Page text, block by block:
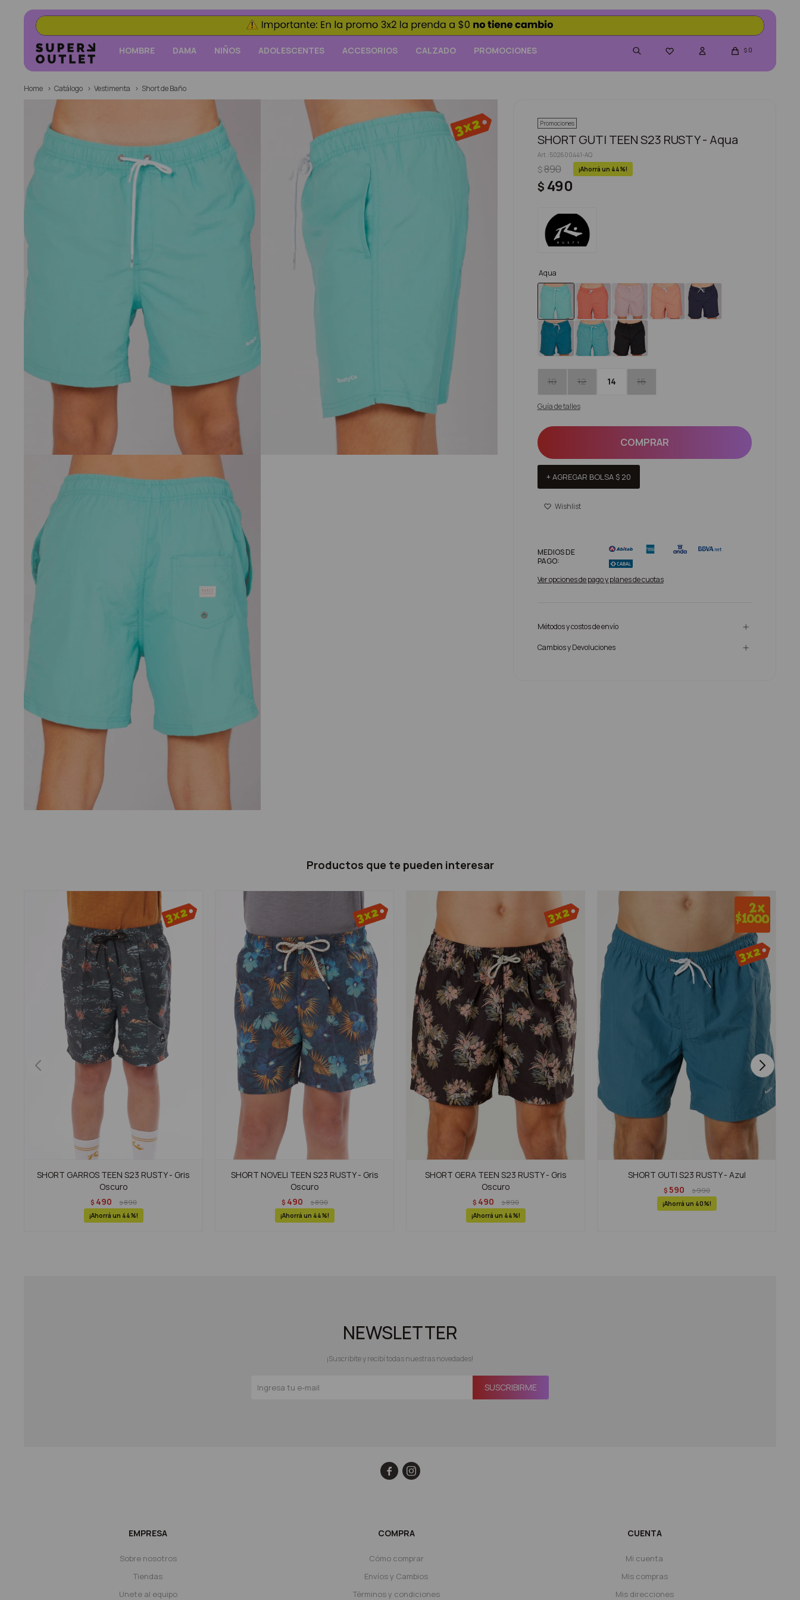
HOMBRE DAMA NIÑOS ADOLESCENTES ACCESORIOS CALZADO PROMOCIONES  $ 0
Home Catálogo Vestimenta Short de Baño
Promociones
SHORT GUTI TEEN S23 RUSTY - Aqua
502600441-AQ
$ 490
$890 44
Aqua
10 12 14 16
Guía de talles
COMPRAR
+ AGREGAR BOLSA$ 20
MEDIOS DE
PAGO:
Ver opciones de pago y planes de cuotas
Métodos y costos de envío
Cambios y Devoluciones
Productos que te pueden interesar
SHORT GARROS TEEN S23 RUSTY - Gris
Oscuro
$ 490 $890
44
SHORT NOVELI TEEN S23 RUSTY - Gris
Oscuro
$ 490 $890
44
SHORT GERA TEEN S23 RUSTY - Gris
Oscuro
$ 490 $890
44
SHORT GUTI S23 RUSTY - Azul
$ 590 $990
40
EMPRESA
Sobre nosotros
Tiendas
Unete al equipo
COMPRA
Cómo comprar
Envíos y Cambios
Términos y condiciones
CUENTA
Mi cuenta
Mis compras
Mis direcciones
NEWSLETTER
¡Suscribite y recibí todas nuestras novedades!
SUSCRIBIRME
 